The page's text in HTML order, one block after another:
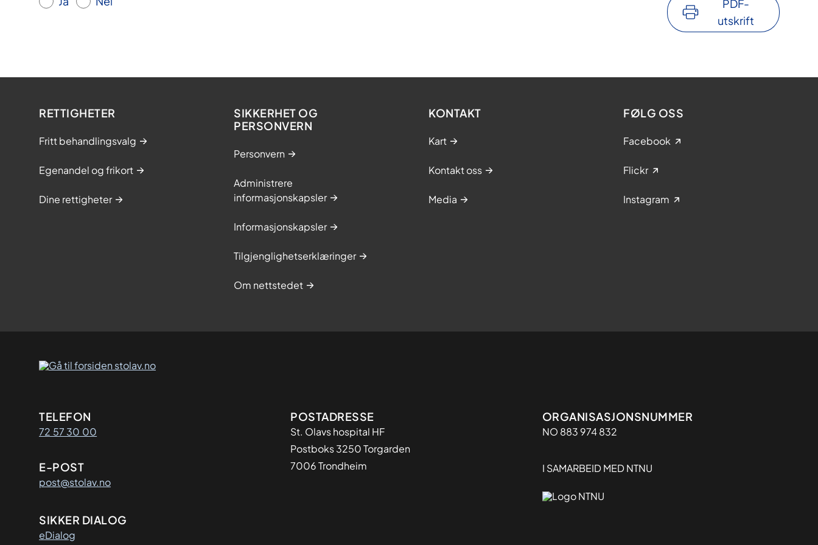
PDF-
utskrift
RETTIGHETER
Fritt behandlingsvalg
Egenandel og frikort
Dine rettigheter
SIKKERHET OG
PERSONVERN
Personvern
Administrere
informasjonskapsler
Informasjonskapsler
Tilgjenglighetserklæringer
Om nettstedet
KONTAKT
Kart
Kontakt oss
Media
FØLG OSS
Facebook
Flickr
Instagram
Kontaktinformasjon
TELEFON
72 57 30 00
E-POST
post@stolav.no
SIKKER DIALOG
eDialog
Adresse
POSTADRESSE
St. Olavs hospital HF
Postboks 3250 Torgarden
7006 Trondheim
Organisasjon
ORGANISASJONSNUMMER
NO 883 974 832
I SAMARBEID MED NTNU